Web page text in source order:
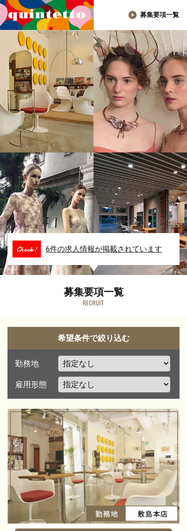
募集要項一覧
Check! 6件の求人情報が掲載されています
募集要項一覧
RECRUIT
希望条件で絞り込む
勤務地
雇用形態